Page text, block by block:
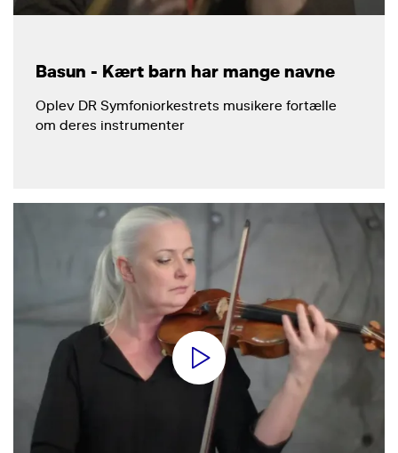
Basun - Kært barn har mange navne
Oplev DR Symfoniorkestrets musikere fortælle
om deres instrumenter